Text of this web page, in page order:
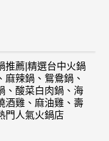
推薦|精選台中火鍋
麻辣鍋、鴛鴦鍋、
、酸菜白肉鍋、海
酒雞、麻油雞、壽
門人氣火鍋店